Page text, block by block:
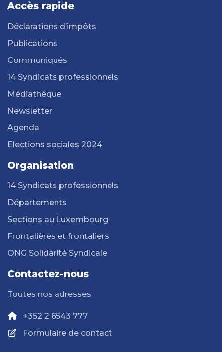
Accès rapide
Déclarations d’impôts
Publications
Communiqués
14 Syndicats professionnels
Médiathèque
Newsletter
Agenda
Elections sociales 2024
Organisation
14 Syndicats professionnels
Départements
Sections au Luxembourg
Frontalières et frontaliers
ONG Solidarité Syndicale
Contactez-nous
Toutes nos adresses
+352 2 6543 777
Formulaire de contact